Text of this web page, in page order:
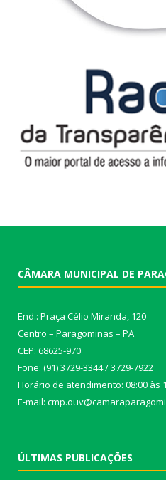
CÂMARA MUNICIPAL DE
End.: Praça Célio Miranda, 120
Centro – Paragominas – PA
CEP: 68625-970
Fone: (91) 3729-3344 / 3729-7922
Horário de atendimento: 08:00 às
E-mail:
ÚLTIMAS PUBLICAÇÕES